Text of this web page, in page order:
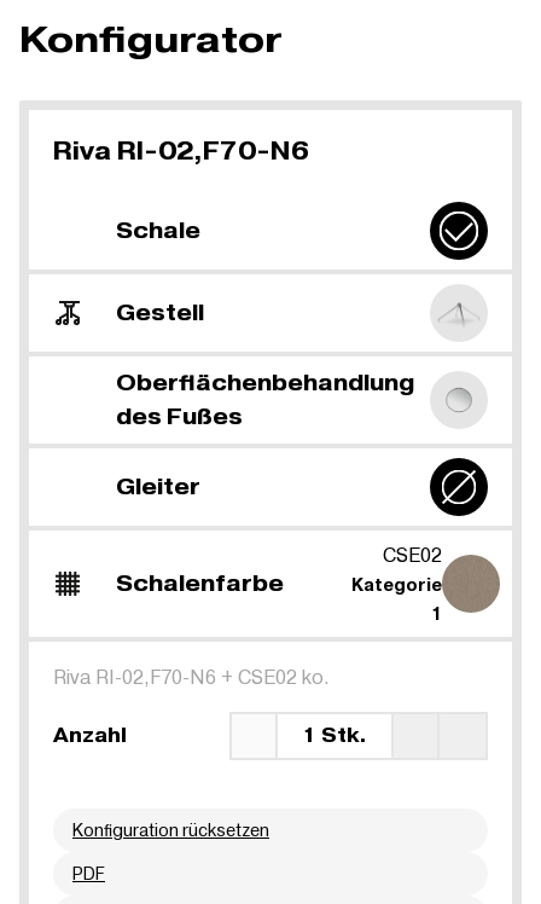
Konfigurator
Riva RI-02,F70-N6
Schale
Gestell
Oberflächenbehandlung
des Fußes
Gleiter
Schalenfarbe
CSE02
Kategorie
1
Riva RI-02,F70-N6 + CSE02 ko.
Anzahl 1 Stk.
Konfiguration rücksetzen
PDF